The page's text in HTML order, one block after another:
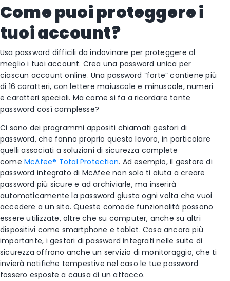
Come puoi proteggere i
tuoi account?
Usa password difficili da indovinare per proteggere al
meglio i tuoi account. Crea una password unica per
ciascun account online. Una password “forte” contiene più
di 16 caratteri, con lettere maiuscole e minuscole, numeri
e caratteri speciali. Ma come si fa a ricordare tante
password così complesse?
Ci sono dei programmi appositi chiamati gestori di
password, che fanno proprio questo lavoro, in particolare
quelli associati a soluzioni di sicurezza complete
comeMcAfee® Total Protection. Ad esempio, il gestore di
password integrato di McAfee non solo ti aiuta a creare
password più sicure e ad archiviarle, ma inserirà
automaticamente la password giusta ogni volta che vuoi
accedere a un sito. Queste comode funzionalità possono
essere utilizzate, oltre che su computer, anche su altri
dispositivi come smartphone e tablet. Cosa ancora più
importante, i gestori di password integrati nelle suite di
sicurezza offrono anche un servizio di monitoraggio, che ti
invierà notifiche tempestive nel caso le tue password
fossero esposte a causa di un attacco.